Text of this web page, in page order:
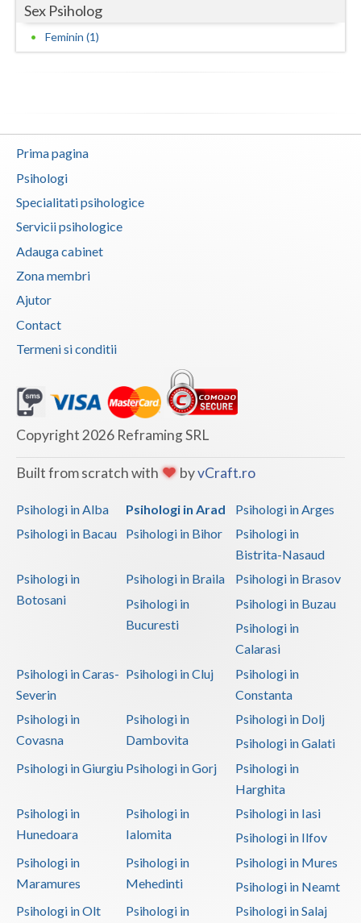
Tulcea
Vaslui
Vrancea
Sex Psiholog
Feminin (1)
Prima pagina
Psihologi
Specialitati psihologice
Servicii psihologice
Adauga cabinet
Zona membri
Ajutor
Contact
Termeni si conditii
Copyright 2026 Reframing SRL
Built from scratch with byvCraft.ro
Psihologi in Alba Psihologi in Arad
Psihologi in Arges
Psihologi in Bacau
Psihologi in Bihor
Psihologi in
Bistrita-Nasaud
Psihologi in
Botosani
Psihologi in Braila
Psihologi in Brasov
Psihologi in
Bucuresti
Psihologi in Buzau
Psihologi in
Calarasi
Psihologi in Caras-
Severin
Psihologi in Cluj
Psihologi in
Constanta
Psihologi in
Covasna
Psihologi in
Dambovita
Psihologi in Dolj
Psihologi in Galati
Psihologi in Giurgiu Psihologi in Gorj
Psihologi in
Harghita
Psihologi in
Hunedoara
Psihologi in
Ialomita
Psihologi in Iasi
Psihologi in Ilfov
Psihologi in
Maramures
Psihologi in
Mehedinti
Psihologi in Mures
Psihologi in Neamt
Psihologi in Olt
Psihologi in Psihologi in Salaj